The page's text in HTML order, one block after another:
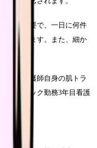
力も必要で、一日に何件
があります。また、細か
います。
り、看護師自身の肌トラ
クリニック勤務3年目看護